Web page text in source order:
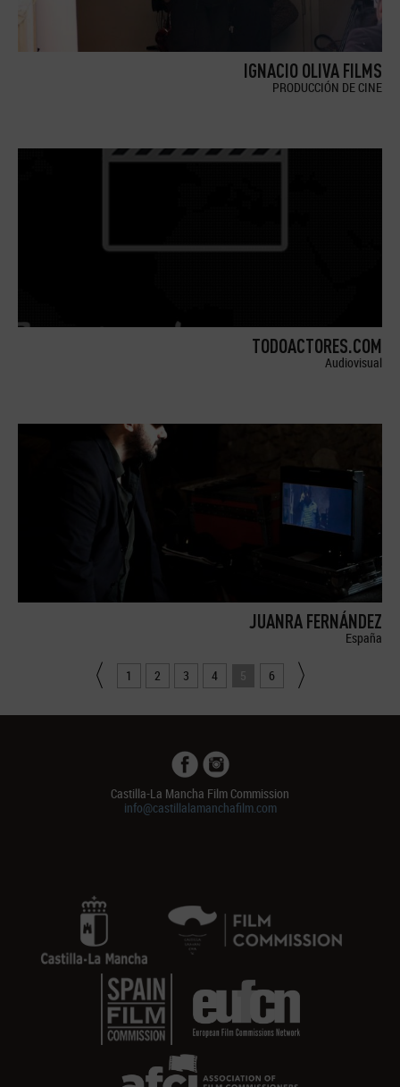
IGNACIO OLIVA FILMS
PRODUCCIÓN DE CINE
TODOACTORES.COM
Audiovisual
JUANRA FERNÁNDEZ
España
1 2 3 4 5 6
Castilla-La Mancha Film Commission
info@castillalamanchafilm.com